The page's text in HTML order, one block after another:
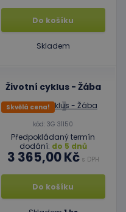
Do košíku
Skladem
Životní cyklus - Žába
Skvělá cena!
kód: 3G 31150
Předpokládaný termín
dodání: do 5 dnů
3 365,00 Kčs DPH
Do košíku